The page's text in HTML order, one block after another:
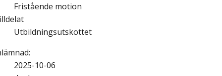
Fristående motion
Utbildningsutskottet
:
2025-10-06